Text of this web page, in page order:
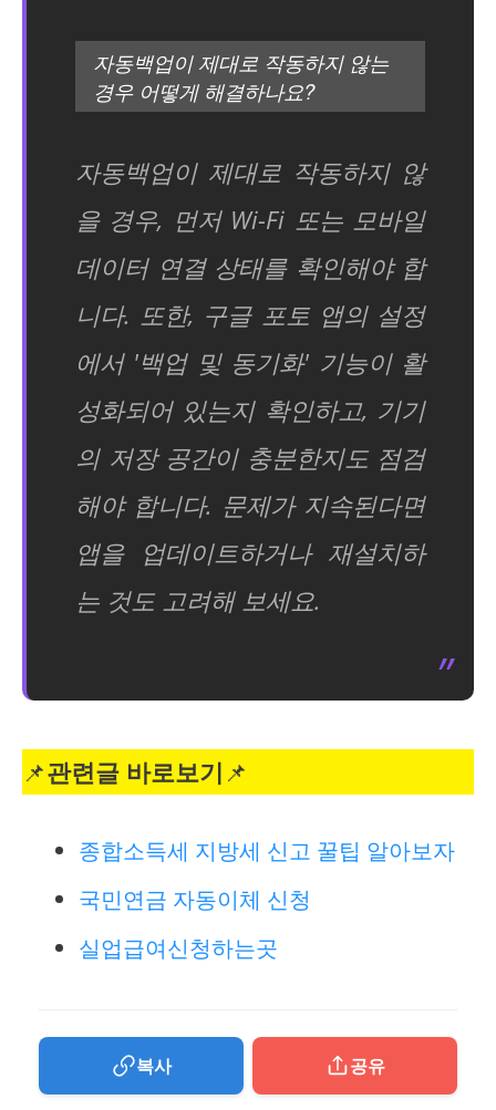
자동백업이 제대로 작동하지 않는
경우 어떻게 해결하나요?
자동백업이 제대로 작동하지 않
을 경우, 먼저 Wi-Fi 또는 모바일
데이터 연결 상태를 확인해야 합
니다. 또한, 구글 포토 앱의 설정
에서 '백업 및 동기화' 기능이 활
성화되어 있는지 확인하고, 기기
의 저장 공간이 충분한지도 점검
해야 합니다. 문제가 지속된다면
앱을 업데이트하거나 재설치하
는 것도 고려해 보세요.
📌관련글 바로보기 📌
종합소득세 지방세 신고 꿀팁 알아보자
국민연금 자동이체 신청
실업급여신청하는곳
복사 공유